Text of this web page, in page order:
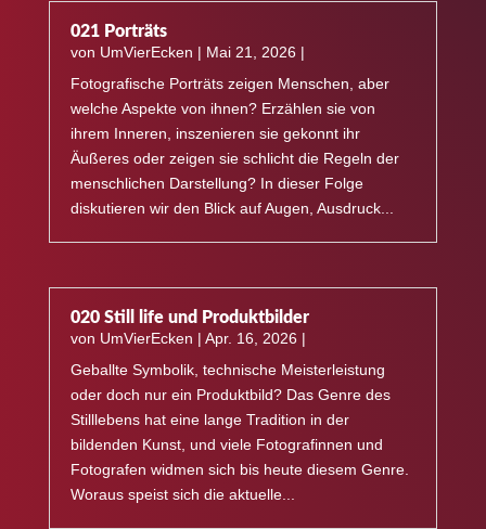
021 Porträts
von UmVierEcken | Mai 21, 2026 |
Fotografische Porträts zeigen Menschen, aber
welche Aspekte von ihnen? Erzählen sie von
ihrem Inneren, inszenieren sie gekonnt ihr
Äußeres oder zeigen sie schlicht die Regeln der
menschlichen Darstellung? In dieser Folge
diskutieren wir den Blick auf Augen, Ausdruck...
020 Still life und Produktbilder
von UmVierEcken | Apr. 16, 2026 |
Geballte Symbolik, technische Meisterleistung
oder doch nur ein Produktbild? Das Genre des
Stilllebens hat eine lange Tradition in der
bildenden Kunst, und viele Fotografinnen und
Fotografen widmen sich bis heute diesem Genre.
Woraus speist sich die aktuelle...